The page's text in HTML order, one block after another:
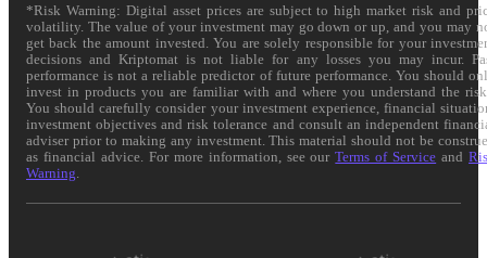
*Risk Warning: Digital asset prices are subject to high market risk and
volatility. The value of your investment may go down or up, and you may
get back the amount invested. You are solely responsible for your
decisions and Kriptomat is not liable for any losses you may incur.
performance is not a reliable predictor of future performance. You should
invest in products you are familiar with and where you understand the
You should carefully consider your investment experience, financial
investment objectives and risk tolerance and consult an independent
adviser prior to making any investment. This material should not be
as financial advice. For more information, see ourTerms of Service and
Warning